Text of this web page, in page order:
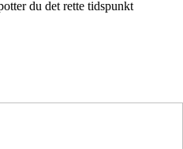
du det rette tidspunkt